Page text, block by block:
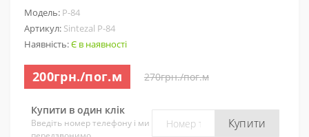
Модель: P-84
Артикул: Sintezal P-84
Наявність:Є в наявності
200грн./пог.м 270грн./пог.м
Купити в один клік
Введіть номер телефону і ми
Купити